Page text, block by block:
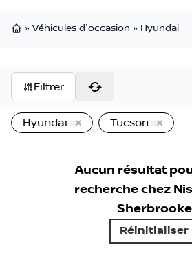
» Véhicules d'occasion » Hyundai
Filtrer
Hyundai Tucson
Aucun résultat
recherche chez
Sherbrooke
Réinitialiser